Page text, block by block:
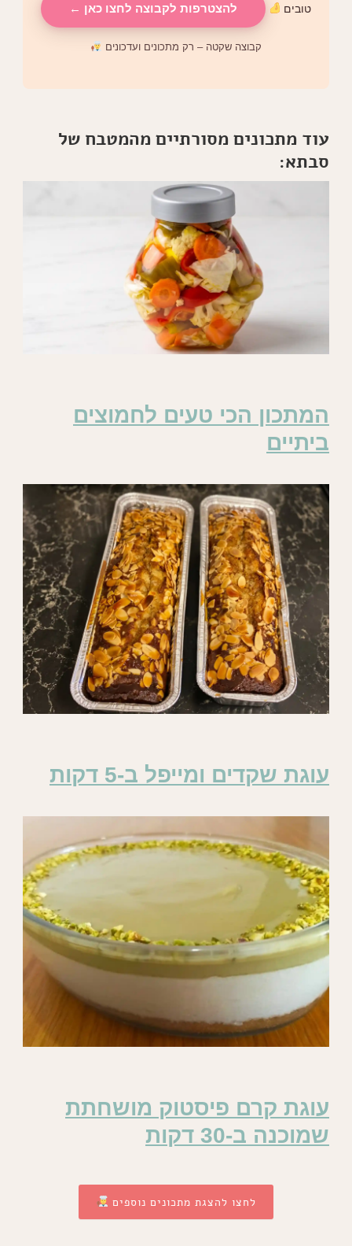
טובים להצטרפות לקבוצה לחצו כאן ←
קבוצה שקטה – רק מתכונים ועדכונים
עוד מתכונים מסורתיים מהמטבח של
סבתא:
המתכון הכי טעים לחמוצים
ביתיים
עוגת שקדים ומייפל ב-5 דקות
עוגת קרם פיסטוק מושחתת
שמוכנה ב-30 דקות
לחצו להצגת מתכונים נוספים